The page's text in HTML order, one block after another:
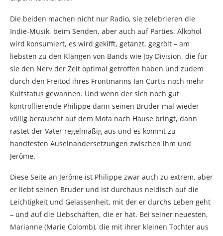
Die beiden machen nicht nur Radio, sie zelebrieren die
Indie-Musik, beim Senden, aber auch auf Parties. Alkohol
wird konsumiert, es wird gekifft, getanzt, gegrölt – am
liebsten zu den Klängen von Bands wie Joy Division, die für
sie den Nerv der Zeit optimal getroffen haben und zudem
durch den Freitod ihres Frontmanns Ian Curtis noch mehr
Kultstatus gewannen. Und wenn der sich noch gut
kontrollierende Philippe dann seinen Bruder mal wieder
völlig berauscht auf dem Mofa nach Hause bringt, dann
rastet der Vater regelmäßig aus und es kommt zu
handfesten Auseinandersetzungen zwischen ihm und
Jerôme.
Diese Seite an Jerôme ist Philippe zwar auch zu extrem, aber
er liebt seinen Bruder und ist durchaus neidisch auf die
Leichtigkeit und Gelassenheit, mit der er durchs Leben geht
– und auf die Liebschaften, die er hat. Bei seiner neuesten,
Marianne (Marie Colomb), die mit ihrer kleinen Tochter aus